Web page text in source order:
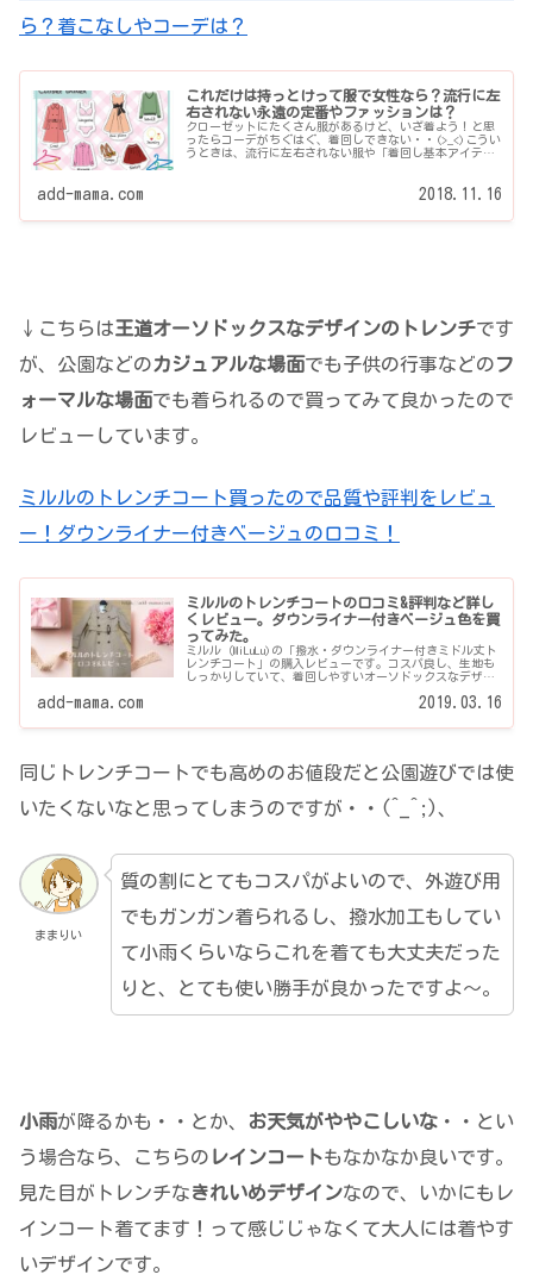
ら？着こなしやコーデは？
これだけは持っとけって服で女性なら？流行に左
右されない永遠の定番やファッションは？
クローゼットにたくさん服があるけど、いざ着よう！と思
ったらコーデがちぐはぐ、着回しできない・・(>_<)こうい
うときは、流行に左右されない服や「着回し基本アイテ
add-mama.com 2018.11.16
↓こちらは王道オーソドックスなデザインのトレンチです
が、公園などのカジュアルな場面でも子供の行事などのフ
ォーマルな場面でも着られるので買ってみて良かったので
レビューしています。
ミルルのトレンチコート買ったので品質や評判をレビュ
ー！ダウンライナー付きベージュの口コミ！
ミルルのトレンチコートの口コミ&評判など詳し
くレビュー。ダウンライナー付きベージュ色を買
ってみた。
ミルル（MiLuLu)の「撥水・ダウンライナー付きミドル丈ト
レンチコート」の購入レビューです。コスパ良し、生地も
しっかりしていて、着回しやすいオーソドックスなデザイ
す。「ダウンライナー」という温かい素材のライナーが使
add-mama.com 2019.03.16
同じトレンチコートでも高めのお値段だと公園遊びでは使
いたくないなと思ってしまうのですが・・(^_^;)、
ままりい
質の割にとてもコスパがよいので、外遊び用
でもガンガン着られるし、撥水加工もしてい
て小雨くらいならこれを着ても大丈夫だった
りと、とても使い勝手が良かったですよ～。
小雨が降るかも・・とか、 お天気がややこしいな ・・とい
う場合なら、こちらの レインコートもなかなか良いです。
見た目がトレンチなきれいめデザインなので、いかにもレ
インコート着てます！って感じじゃなくて大人には着やす
いデザインです。